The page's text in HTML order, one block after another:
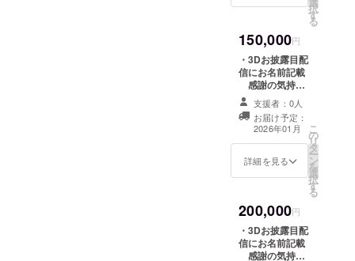
(直筆サイン付
き) ・クラファン
限定書き下ろし
イラスト缶バッ
ジ(44mm) ・直
筆お手紙 ・クラ
ファン限定書き
下ろしイラスト
アクリルスタン
ド ・夜狩デザイ
ンウッドキータ
グ（木製キーホ
ルダー） ※記載
・クラファン限
定スマホ待ち受
け壁紙配布 ・3D
でのお礼動画(共
通・収録時間：1
分間) ※記載いた
だいたメールア
ドレスにお送り
します。 【現物
リターン】 ・
チェキ風カード
(直筆サイン付
き) ・クラファン
限定書き下ろし
イラスト缶バッ
ジ(44mm) ・直
筆お手紙 ・クラ
ファン限定書き
択
す
る
150,000円
・3Dお披露目配
信にお名前記載
感謝の気持ち
を込めて、3Dお
披露目配信にお
名前を掲載しま
す。 ※支援
時、必ず備考欄
に希望されるお
・クラファン限
定スマホ待ち受
け壁紙配布 ・3D
でのお礼動画(共
支援者：0人
お届け予定：
2026年01月
詳細を見る
こ
の
リ
タ
ー
ン
を
選
択
す
る
200,000円
・3Dお披露目配
信にお名前記載
感謝の気持ち